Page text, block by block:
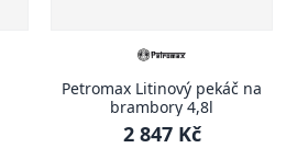
Petromax Litinový pekáč na
brambory 4,8l
2 847 Kč